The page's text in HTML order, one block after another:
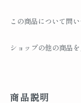
この商品について問
ショップの他の商品を
商品説明